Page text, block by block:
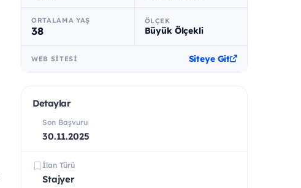
ORTALAMA YAŞ
38
ÖLÇEK
Büyük Ölçekli
WEB SITESI Siteye Git
Detaylar
Son Başvuru
30.11.2025
İlan Türü
Stajyer